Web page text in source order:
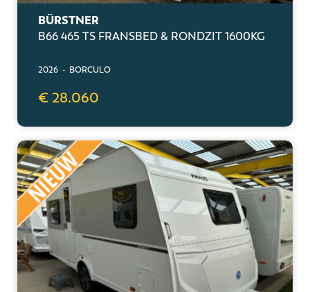
BÜRSTNER
B66 465 TS FRANSBED & RONDZIT 1600KG
2026 - BORCULO
€ 28.060